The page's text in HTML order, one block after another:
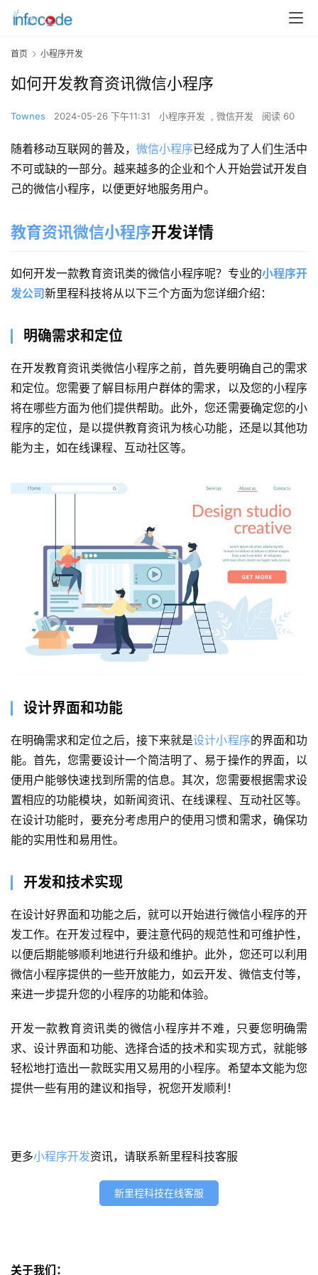
首
页
关
案
例
H
信
首页 小程序开发
如何开发教育资讯微信小程序
Townes 2024-05-26 下午11:31 小程序开发 , 微信开发 阅读 60
随着移动互联网的普及， 微信小程序已经成为了人们生活中
不可或缺的一部分。越来越多的企业和个人开始尝试开发自
己的微信小程序，以便更好地服务用户。
教育资讯微信小程序开发详情
如何开发一款教育资讯类的微信小程序呢？专业的小程序开
发公司新里程科技将从以下三个方面为您详细介绍：
明确需求和定位
在开发教育资讯类微信小程序之前，首先要明确自己的需求
和定位。您需要了解目标用户群体的需求，以及您的小程序
将在哪些方面为他们提供帮助。此外，您还需要确定您的小
程序的定位，是以提供教育资讯为核心功能，还是以其他功
能为主，如在线课程、互动社区等。
设计界面和功能
在明确需求和定位之后，接下来就是设计小程序的界面和功
能。首先，您需要设计一个简洁明了、易于操作的界面，以
便用户能够快速找到所需的信息。其次，您需要根据需求设
置相应的功能模块，如新闻资讯、在线课程、互动社区等。
在设计功能时，要充分考虑用户的使用习惯和需求，确保功
能的实用性和易用性。
开发和技术实现
在设计好界面和功能之后，就可以开始进行微信小程序的开
发工作。在开发过程中，要注意代码的规范性和可维护性，
以便后期能够顺利地进行升级和维护。此外，您还可以利用
微信小程序提供的一些开放能力，如云开发、微信支付等，
来进一步提升您的小程序的功能和体验。
开发一款教育资讯类的微信小程序并不难，只要您明确需
求、设计界面和功能、选择合适的技术和实现方式，就能够
轻松地打造出一款既实用又易用的小程序。希望本文能为您
提供一些有用的建议和指导，祝您开发顺利！
更多小程序开发资讯，请联系新里程科技客服
新里程科技在线客服
关于我们：